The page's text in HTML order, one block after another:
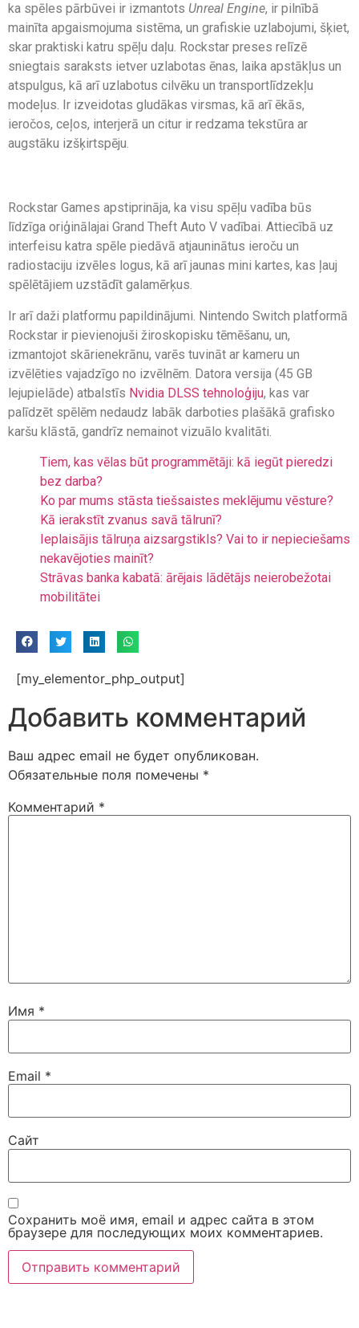
ka spēles pārbūvei ir izmantots Unreal Engine, ir pilnībā
mainīta apgaismojuma sistēma, un grafiskie uzlabojumi, šķiet,
skar praktiski katru spēļu daļu. Rockstar preses relīzē
sniegtais saraksts ietver uzlabotas ēnas, laika apstākļus un
atspulgus, kā arī uzlabotus cilvēku un transportlīdzekļu
modeļus. Ir izveidotas gludākas virsmas, kā arī ēkās,
ieročos, ceļos, interjerā un citur ir redzama tekstūra ar
augstāku izšķirtspēju.
Rockstar Games apstiprināja, ka visu spēļu vadība būs
līdzīga oriģinālajai Grand Theft Auto V vadībai. Attiecībā uz
interfeisu katra spēle piedāvā atjauninātus ieroču un
radiostaciju izvēles logus, kā arī jaunas mini kartes, kas ļauj
spēlētājiem uzstādīt galamērķus.
Ir arī daži platformu papildinājumi. Nintendo Switch platformā
Rockstar ir pievienojuši žiroskopisku tēmēšanu, un,
izmantojot skārienekrānu, varēs tuvināt ar kameru un
izvēlēties vajadzīgo no izvēlnēm. Datora versija (45 GB
lejupielāde) atbalstīs Nvidia DLSS tehnoloģiju, kas var
palīdzēt spēlēm nedaudz labāk darboties plašākā grafisko
karšu klāstā, gandrīz nemainot vizuālo kvalitāti.
Tiem, kas vēlas būt programmētāji: kā iegūt pieredzi
bez darba?
Ko par mums stāsta tiešsaistes meklējumu vēsture?
Kā ierakstīt zvanus savā tālrunī?
Ieplaisājis tālruņa aizsargstikls? Vai to ir nepieciešams
nekavējoties mainīt?
Strāvas banka kabatā: ārējais lādētājs neierobežotai
mobilitātei
[my_elementor_php_output]
Добавить комментарий
Ваш адрес email не будет опубликован.
Обязательные поля помечены *
Комментарий *
Имя *
Email *
Сайт
Сохранить моё имя, email и адрес сайта в этом
браузере для последующих моих комментариев.